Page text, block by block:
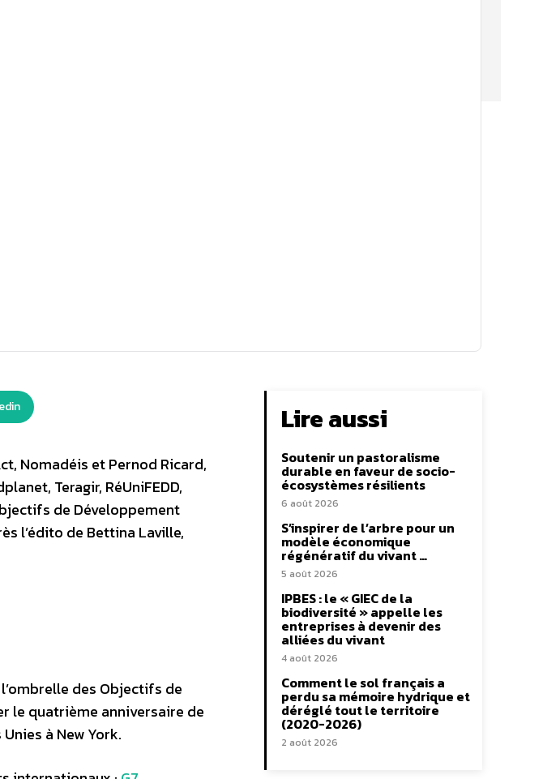
Nomadéis et Pernod Ricard,
Teragir, RéUniFEDD,
de Développement
l’édito de Bettina Laville,
des Objectifs de
le quatrième anniversaire de
à New York.
Lire aussi
Soutenir un pastoralisme
durable en faveur de socio-
écosystèmes résilients
6 août 2026
S’inspirer de l’arbre pour un
modèle économique
régénératif du vivant …
5 août 2026
IPBES : le « GIEC de la
biodiversité » appelle les
entreprises à devenir des
alliées du vivant
4 août 2026
Comment le sol français a
perdu sa mémoire hydrique et
déréglé tout le territoire
(2020-2026)
2 août 2026